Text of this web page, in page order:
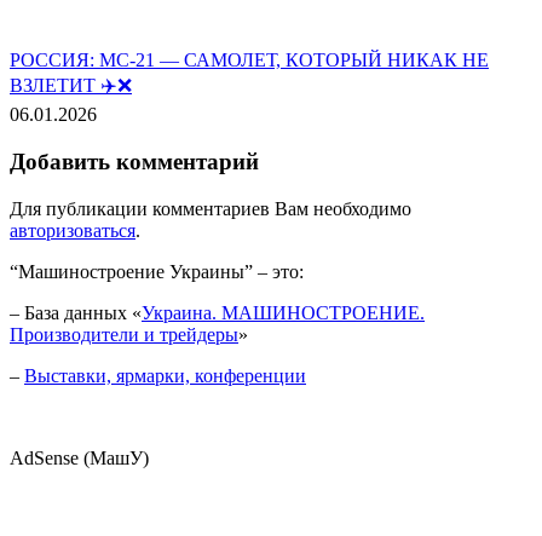
РОССИЯ: МС-21 — САМОЛЕТ, КОТОРЫЙ НИКАК НЕ
ВЗЛЕТИТ ✈️❌
06.01.2026
Добавить комментарий
Для публикации комментариев Вам необходимо
авторизоваться.
“Машиностроение Украины” – это:
– База данных «Украина. МАШИНОСТРОЕНИЕ.
Производители и трейдеры»
– Выставки, ярмарки, конференции
AdSense (МашУ)